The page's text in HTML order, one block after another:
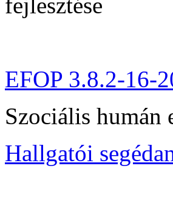
EFOP 3.8.2-16-
Szociális humán
Hallgatói